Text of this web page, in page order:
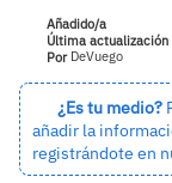
Añadido/a
Última actualización
PorDeVuego
¿Es tu medio?
añadir la
registrándote en